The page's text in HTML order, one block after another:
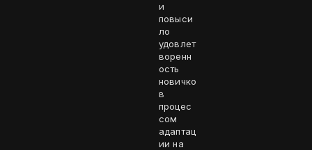
и
повыси
ло
удовлет
воренн
ость
новичко
в
процес
сом
адаптац
ии на